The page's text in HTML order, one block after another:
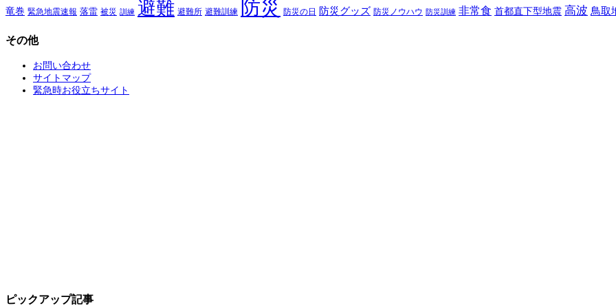
竜巻 緊急地震速報 落雷 被災 訓練 避難 避難所 避難訓練 防災 防災の日 防災グッズ 防災ノウハウ 防災訓練 非常食 首都直下型地震 高波 鳥取
その他
お問い合わせ
サイトマップ
緊急時お役立ちサイト
ピックアップ記事